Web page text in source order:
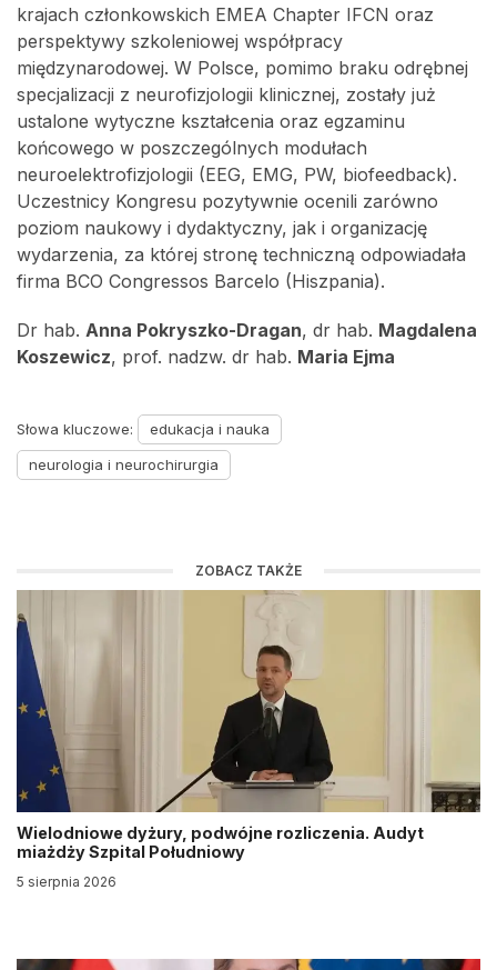
krajach członkowskich EMEA Chapter IFCN oraz
perspektywy szkoleniowej współpracy
międzynarodowej. W Polsce, pomimo braku odrębnej
specjalizacji z neurofizjologii klinicznej, zostały już
ustalone wytyczne kształcenia oraz egzaminu
końcowego w poszczególnych modułach
neuroelektrofizjologii (EEG, EMG, PW, biofeedback).
Uczestnicy Kongresu pozytywnie ocenili zarówno
poziom naukowy i dydaktyczny, jak i organizację
wydarzenia, za której stronę techniczną odpowiadała
firma BCO Congressos Barcelo (Hiszpania).
Dr hab. Anna Pokryszko-Dragan, dr hab. Magdalena
Koszewicz, prof. nadzw. dr hab. Maria Ejma
Słowa kluczowe:
edukacja i nauka
neurologia i neurochirurgia
ZOBACZ TAKŻE
Wielodniowe dyżury, podwójne rozliczenia. Audyt
miażdży Szpital Południowy
5 sierpnia 2026